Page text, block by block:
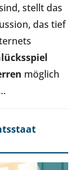
stellt das
das tief
möglich